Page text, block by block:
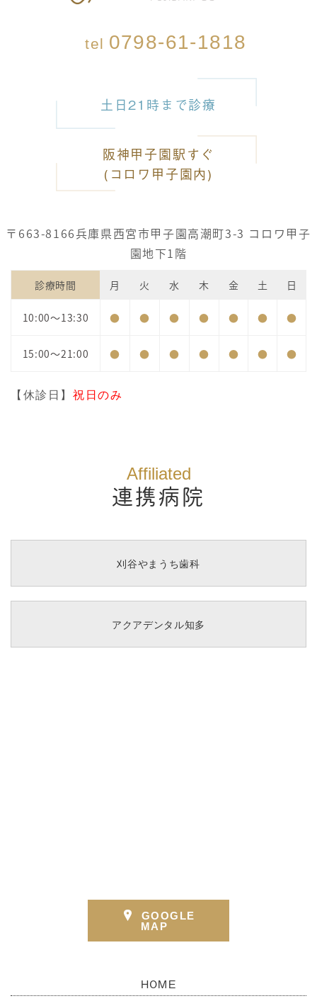
tel 0798-61-1818
土日21時まで診療
阪神甲子園駅すぐ
(コロワ甲子園内)
〒663-8166兵庫県西宮市甲子園高潮町3-3 コロワ甲子
園地下1階
診療時間 月 火 水 木 金 土 日
10:00～13:30 ● ● ● ● ● ● ●
15:00～21:00 ● ● ● ● ● ● ●
【休診日】 祝日のみ
Affiliated
連携病院
刈谷やまうち歯科
アクアデンタル知多
GOOGLE
MAP
HOME